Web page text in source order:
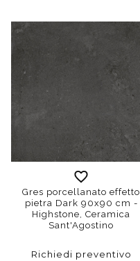
Gres porcellanato effetto
pietra Dark 90x90 cm -
Highstone, Ceramica
Sant'Agostino
Richiedi preventivo